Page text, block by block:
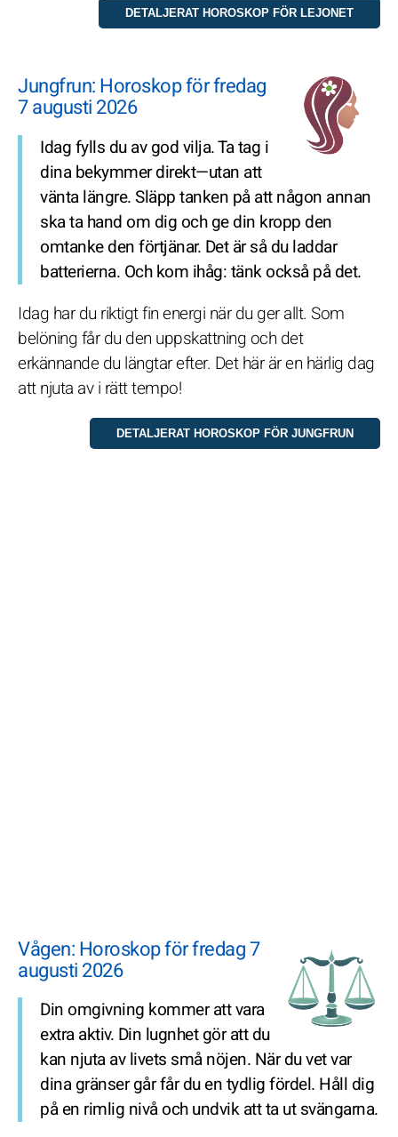
Jungfrun: Horoskop för fredag
7 augusti 2026
Idag fylls du av god vilja. Ta tag i
dina bekymmer direkt—utan att
vänta längre. Släpp tanken på att någon annan
ska ta hand om dig och ge din kropp den
omtanke den förtjänar. Det är så du laddar
batterierna. Och kom ihåg: tänk också på det.
Idag har du riktigt fin energi när du ger allt. Som
belöning får du den uppskattning och det
erkännande du längtar efter. Det här är en härlig dag
att njuta av i rätt tempo!
Vågen: Horoskop för fredag 7
augusti 2026
Din omgivning kommer att vara
extra aktiv. Din lugnhet gör att du
kan njuta av livets små nöjen. När du vet var
dina gränser går får du en tydlig fördel. Håll dig
på en rimlig nivå och undvik att ta ut svängarna.